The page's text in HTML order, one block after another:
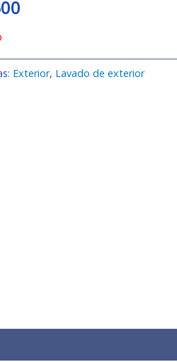
Exterior, Lavado de exterior